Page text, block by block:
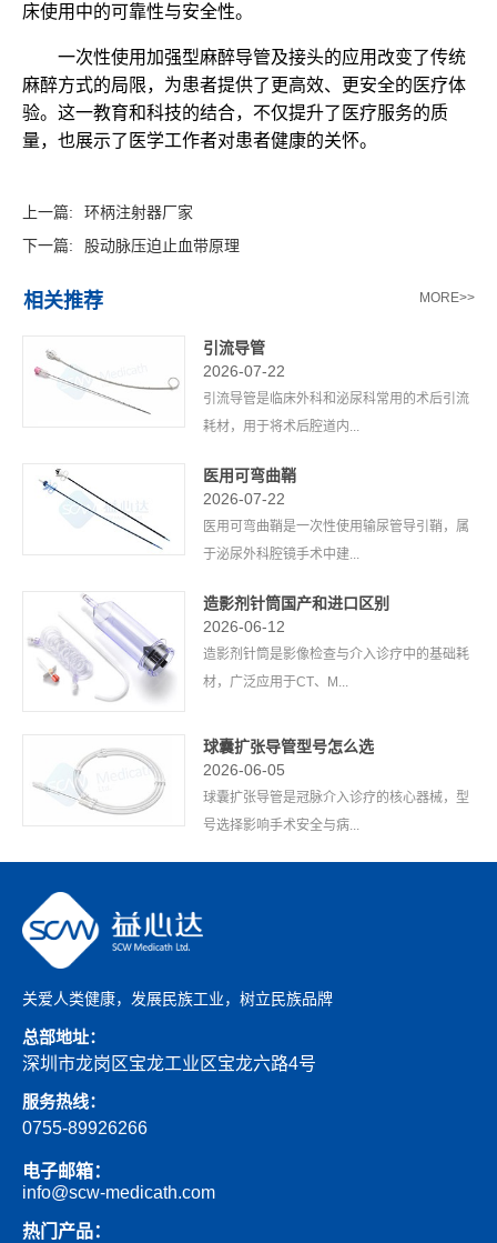
床使用中的可靠性与安全性。
一次性使用加强型麻醉导管及接头的应用改变了传统
麻醉方式的局限，为患者提供了更高效、更安全的医疗体
验。这一教育和科技的结合，不仅提升了医疗服务的质
量，也展示了医学工作者对患者健康的关怀。
上一篇:
环柄注射器厂家
下一篇:
股动脉压迫止血带原理
相关推荐 MORE>>
引流导管
2026-07-22
引流导管是临床外科和泌尿科常用的术后引流
耗材，用于将术后腔道内...
医用可弯曲鞘
2026-07-22
医用可弯曲鞘是一次性使用输尿管导引鞘，属
于泌尿外科腔镜手术中建...
造影剂针筒国产和进口区别
2026-06-12
造影剂针筒是影像检查与介入诊疗中的基础耗
材，广泛应用于CT、M...
球囊扩张导管型号怎么选
2026-06-05
球囊扩张导管是冠脉介入诊疗的核心器械，型
号选择影响手术安全与病...
关爱人类健康，发展民族工业，树立民族品牌
总部地址：
深圳市龙岗区宝龙工业区宝龙六路4号
服务热线：
0755-89926266
电子邮箱：
info@scw-medicath.com
热门产品：